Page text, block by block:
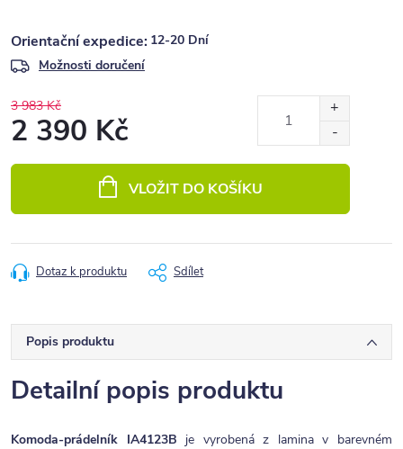
12-20 Dní
Možnosti doručení
3 983 Kč
2 390 Kč
VLOŽIT DO KOŠÍKU
Dotaz k produktu Sdílet
Popis produktu
Detailní popis produktu
Komoda-prádelník IA4123B je vyrobená z lamina v barevném